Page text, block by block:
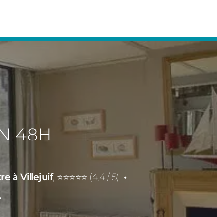
48H
à Villejuif, ⭐⭐⭐⭐⭐ (4,4 / 5)